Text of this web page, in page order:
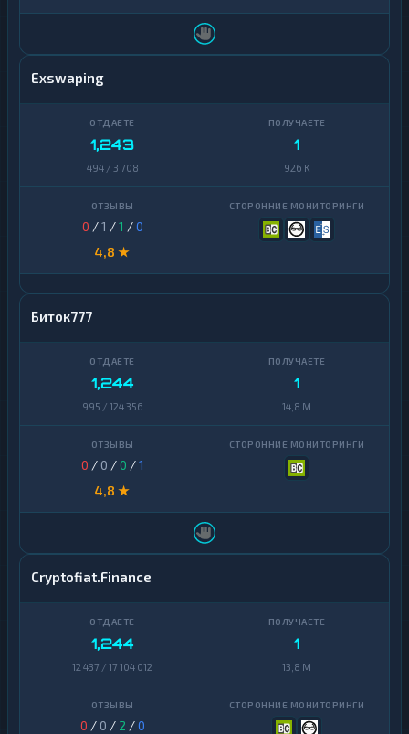
Exswaping
1,243
494 / 3 708
1
926 K
0 /1 /1 /0
4,8 ★
Биток777
1,244
995 / 124 356
1
14,8 M
0 / 0 /0 /1
4,8 ★
Cryptofiat.Finance
1,244
12 437 / 17 104 012
1
13,8 M
0 / 0 / 2 /0